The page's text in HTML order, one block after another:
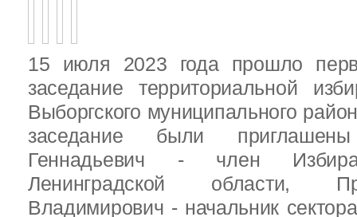
15 июля 2023 года прошло
заседание территориальной
Выборгского муниципального
заседание были
Геннадьевич - член
Ленинградской области,
Владимирович - начальник